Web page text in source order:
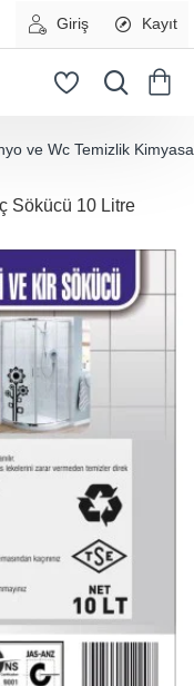
Giriş Kayıt
ve Wc Temizlik
Sökücü 10 Litre